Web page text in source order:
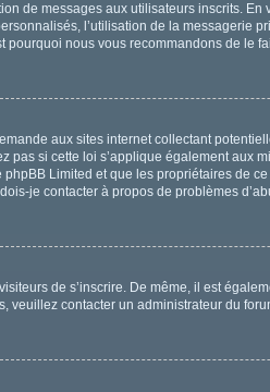
de messages aux utilisateurs inscrits.
l’utilisation de la messagerie
pourquoi nous vous recommandons de le
aux sites internet collectant
si cette loi s’applique également aux
Limited et que les propriétaires de
je contacter à propos de problèmes
de s’inscrire. De même, il est
veuillez contacter un administrateur du